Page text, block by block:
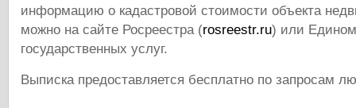
информацию о кадастровой стоимости объекта
можно на сайте Росреестра (rosreestr.ru) или
государственных услуг.
Выписка предоставляется бесплатно по запросам